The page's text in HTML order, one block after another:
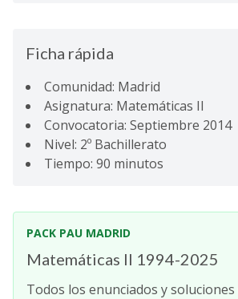
Ficha rápida
Comunidad: Madrid
Asignatura: Matemáticas II
Convocatoria: Septiembre 2014
Nivel: 2º Bachillerato
Tiempo: 90 minutos
PACK PAU MADRID
Matemáticas II 1994-2025
Todos los enunciados y